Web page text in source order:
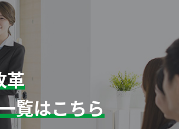
革
覧はこちら